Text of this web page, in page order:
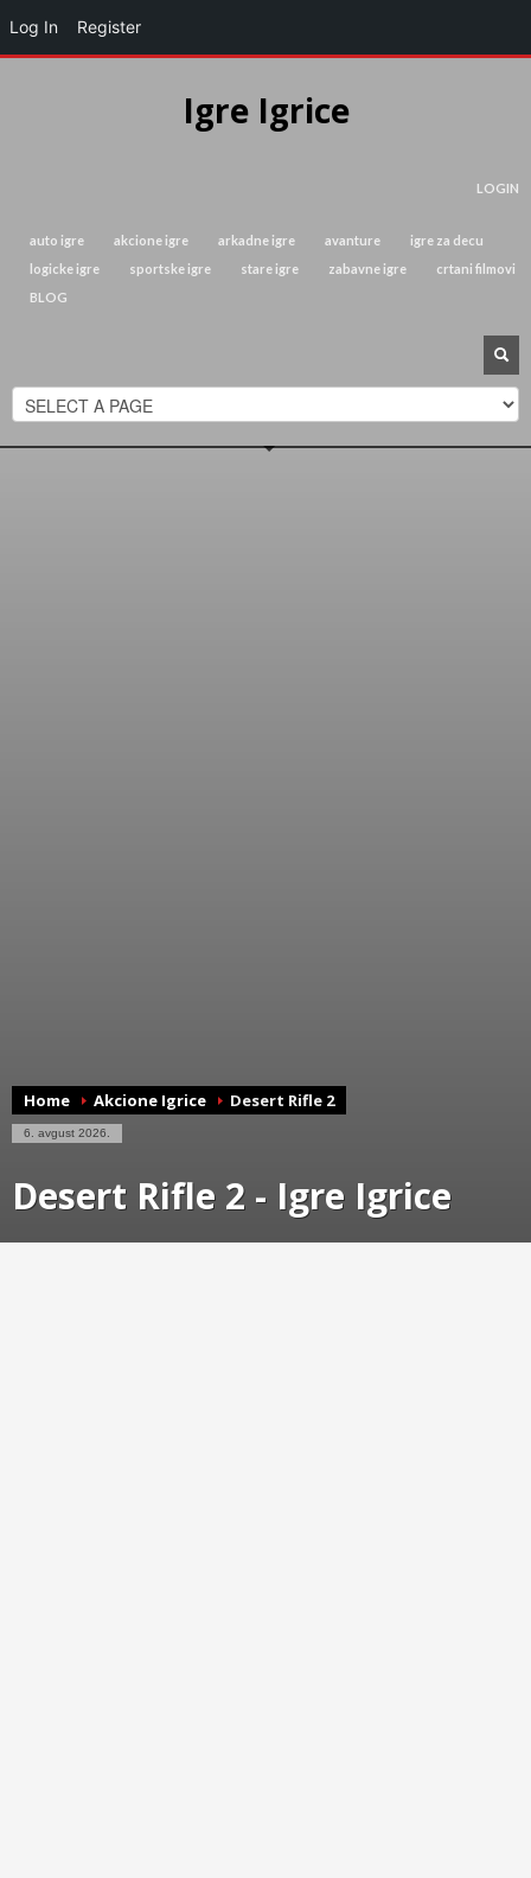
Igre Igrice
LOGIN
auto igre akcione igre arkadne igre avanture
igre za decu
logicke igre
sportske igre stare igre zabavne igre
crtani filmovi
BLOG
Home Akcione Igrice Desert Rifle 2
6. avgust 2026.
Desert Rifle 2 - Igre Igrice
Log In Register